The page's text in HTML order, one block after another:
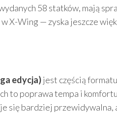
58 statków, mają
X-Wing — zyska jeszcze
edycja)jest częścią
to poprawa tempa i
się bardziej przewidywalna,